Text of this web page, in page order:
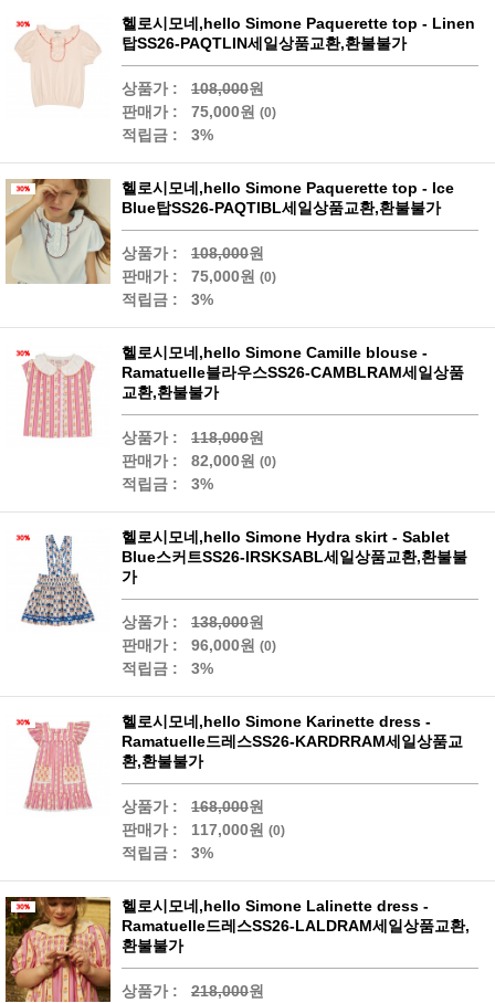
헬로시모네,hello Simone Paquerette top - Linen
탑SS26-PAQTLIN세일상품교환,환불불가
상품가 : 108,000원
판매가 :
75,000원 (0)
적립금 : 3%
헬로시모네,hello Simone Paquerette top - Ice
Blue탑SS26-PAQTIBL세일상품교환,환불불가
상품가 : 108,000원
판매가 :
75,000원 (0)
적립금 : 3%
헬로시모네,hello Simone Camille blouse -
Ramatuelle블라우스SS26-CAMBLRAM세일상품
교환,환불불가
상품가 : 118,000원
판매가 :
82,000원 (0)
적립금 : 3%
헬로시모네,hello Simone Hydra skirt - Sablet
Blue스커트SS26-IRSKSABL세일상품교환,환불불
가
상품가 : 138,000원
판매가 :
96,000원 (0)
적립금 : 3%
헬로시모네,hello Simone Karinette dress -
Ramatuelle드레스SS26-KARDRRAM세일상품교
환,환불불가
상품가 : 168,000원
판매가 :
117,000원 (0)
적립금 : 3%
헬로시모네,hello Simone Lalinette dress -
Ramatuelle드레스SS26-LALDRAM세일상품교환,
환불불가
상품가 : 218,000원